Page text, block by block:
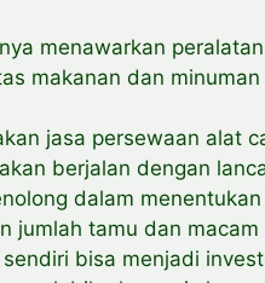
menawarkan
makanan dan minuman
jasa persewaan alat
berjalan dengan
dalam
jumlah tamu dan macam
bisa menjadi